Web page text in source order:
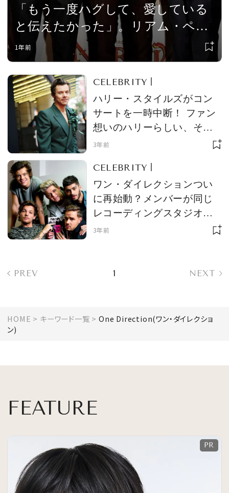
「もう一度ハグして、愛している
と伝えたかった」。リアム・ペイ
ンを偲び、ワン・ダイレクション
のメンバーがそれぞれメッセージ
を投稿。人気セレブたちからも追
悼の声が寄せられる
1年前
CELEBRITY
ハリー・スタイルズがコン
サートを一時中断！ ファン
想いのハリーらしい、その
理由とは？
3年前
CELEBRITY
ワン・ダイレクションつい
に再始動？メンバーが同じ
レコーディングスタジオで
目撃される
3年前
PREV 1 NEXT
HOME キーワード一覧
One Direction(ワン・ダイレクショ
ン)
FEATURE